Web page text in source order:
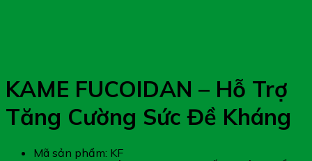
KAME FUCOIDAN – Hỗ Trợ
Tăng Cường Sức Đề Kháng
Mã sản phẩm: KF